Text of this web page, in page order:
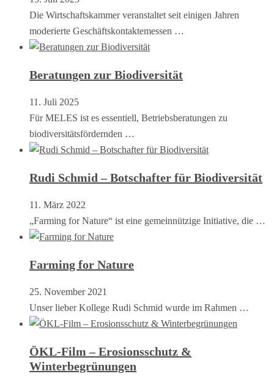
Die Wirtschaftskammer veranstaltet seit einigen Jahren
moderierte Geschäftskontaktemessen …
Beratungen zur Biodiversität
11. Juli 2025
Für MELES ist es essentiell, Betriebsberatungen zu
biodiversitätsfördernden …
Rudi Schmid – Botschafter für Biodiversität
11. März 2022
„Farming for Nature“ ist eine gemeinnützige Initiative, die …
Farming for Nature
25. November 2021
Unser lieber Kollege Rudi Schmid wurde im Rahmen …
ÖKL-Film – Erosionsschutz &
Winterbegrünungen